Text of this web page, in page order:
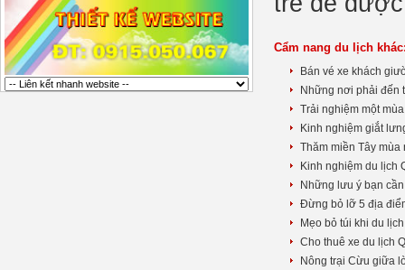
Cẩm nang du lịch
Bán vé xe khách
Những nơi phải đến
Trải nghiệm một
Kinh nghiệm giắt
Thăm miền Tây
Kinh nghiệm du lịch
Những lưu ý bạn
Đừng bỏ lỡ 5 địa
Mẹo bỏ túi khi du
Cho thuê xe du lịch
Nông trại Cừu giữa